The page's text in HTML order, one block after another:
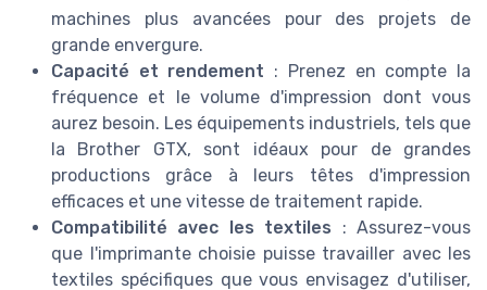
machines plus avancées pour des projets de
grande envergure.
Capacité et rendement : Prenez en compte la
fréquence et le volume d'impression dont vous
aurez besoin. Les équipements industriels, tels que
la Brother GTX, sont idéaux pour de grandes
productions grâce à leurs têtes d'impression
efficaces et une vitesse de traitement rapide.
Compatibilité avec les textiles : Assurez-vous
que l'imprimante choisie puisse travailler avec les
textiles spécifiques que vous envisagez d'utiliser,